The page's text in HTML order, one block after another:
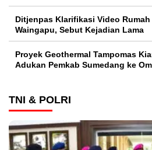
Ditjenpas Klarifikasi Video
Waingapu, Sebut Kejadian Lama
Proyek Geothermal Tampomas
Adukan Pemkab Sumedang ke
TNI & POLRI